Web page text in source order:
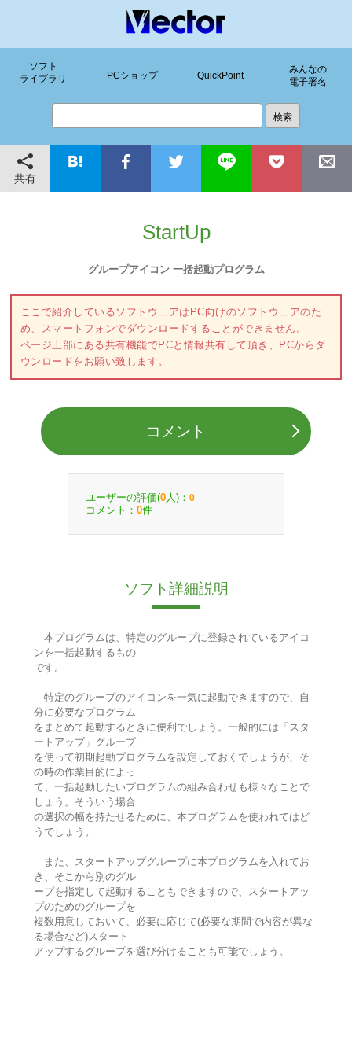
ソフト
ライブラリ
PCショップ QuickPoint
みんなの
電子署名
共有
StartUp
グループアイコン 一括起動プログラム
ここで紹介しているソフトウェアはPC向けのソフトウェアのた
め、スマートフォンでダウンロードすることができません。
ページ上部にある共有機能でPCと情報共有して頂き、PCからダ
ウンロードをお願い致します。
コメント
ユーザーの評価(0 人)： 0
コメント： 0件
ソフト詳細説明
本プログラムは、特定のグループに登録されているアイコ
ンを一括起動するもの
です。
特定のグループのアイコンを一気に起動できますので、自
分に必要なプログラム
をまとめて起動するときに便利でしょう。一般的には「スタ
ートアップ」グループ
を使って初期起動プログラムを設定しておくでしょうが、そ
の時の作業目的によっ
て、一括起動したいプログラムの組み合わせも様々なことで
しょう。そういう場合
の選択の幅を持たせるために、本プログラムを使われてはど
うでしょう。
また、スタートアップグループに本プログラムを入れてお
き、そこから別のグル
ープを指定して起動することもできますので、スタートアッ
プのためのグループを
複数用意しておいて、必要に応じて(必要な期間で内容が異な
る場合など)スタート
アップするグループを選び分けることも可能でしょう。